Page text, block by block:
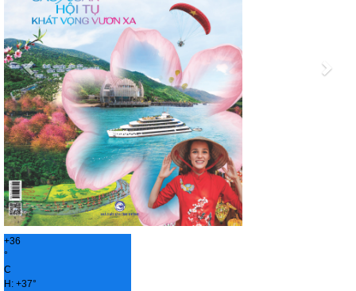
+36
°
C
H: +37°